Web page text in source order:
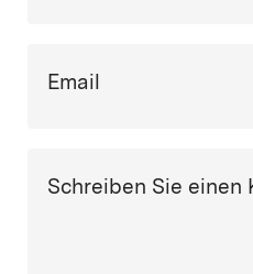
Email
Schreiben Sie einen